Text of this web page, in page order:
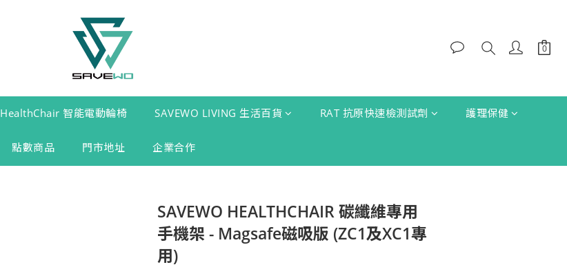
HealthChair 智能電動輪椅 SAVEWO LIVING 生活百貨 RAT 抗原快速檢測試劑 護理保健
點數商品 門市地址 企業合作
SAVEWO HEALTHCHAIR 碳纖維專用
手機架 - Magsafe磁吸版 (ZC1及XC1專
用)